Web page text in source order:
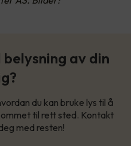
av din
du kan bruke lys til å
til rett sted. Kontakt
med resten!